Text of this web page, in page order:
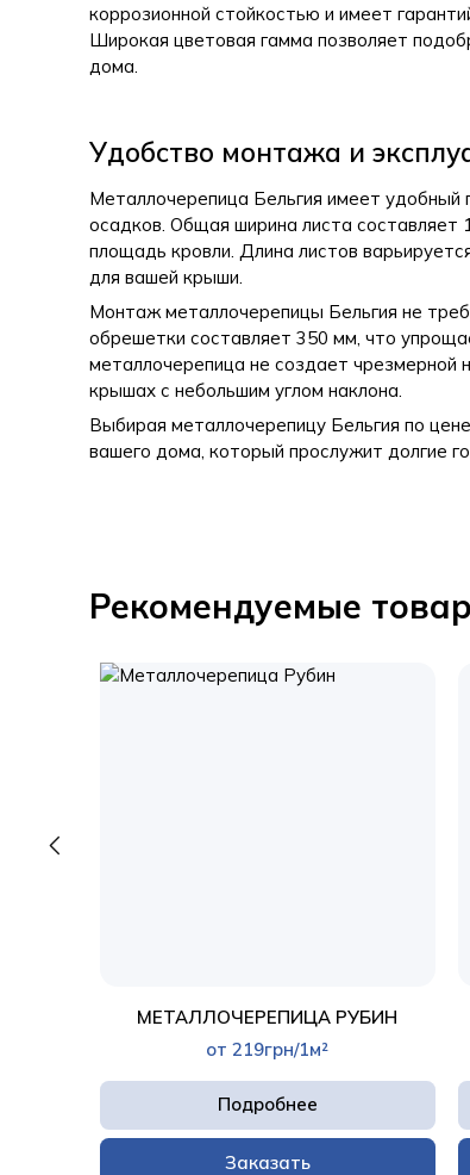
коррозионной стойкостью и имеет
Широкая цветовая гамма позволяет
дома.
Удобство монтажа и
Металлочерепица Бельгия имеет
осадков. Общая ширина листа составляет
площадь кровли. Длина листов
для вашей крыши.
Монтаж металлочерепицы Бельгия не
обрешетки составляет 350 мм, что
металлочерепица не создает чрезмерной
крышах с небольшим углом наклона.
Выбирая металлочерепицу Бельгия по
вашего дома, который прослужит долгие
Рекомендуемые
МЕТАЛЛОЧЕРЕПИЦА РУБИН
от 219грн/1м²
Подробнее
Заказать